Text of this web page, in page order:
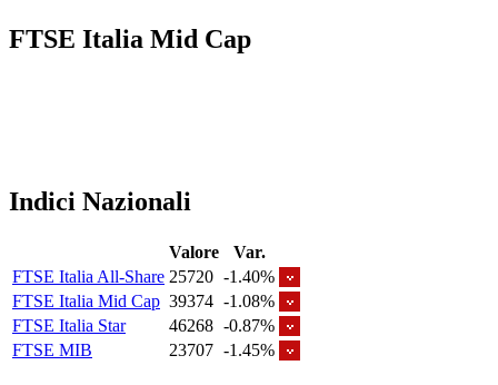
FTSE Italia Mid Cap
Indici Nazionali
Valore
Var.
FTSE Italia All-Share 25720 -1.40%
FTSE Italia Mid Cap 39374 -1.08%
FTSE Italia Star
46268 -0.87%
FTSE MIB
23707 -1.45%